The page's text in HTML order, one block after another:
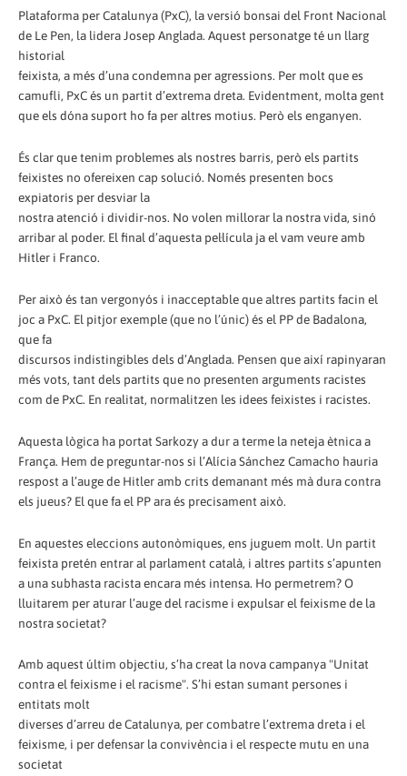
Plataforma per Catalunya (PxC), la versió bonsai del Front Nacional
de Le Pen, la lidera Josep Anglada. Aquest personatge té un llarg
historial
feixista, a més d’una condemna per agressions. Per molt que es
camufli, PxC és un partit d’extrema dreta. Evidentment, molta gent
que els dóna suport ho fa per altres motius. Però els enganyen.
És clar que tenim problemes als nostres barris, però els partits
feixistes no ofereixen cap solució. Només presenten bocs
expiatoris per desviar la
nostra atenció i dividir-nos. No volen millorar la nostra vida, sinó
arribar al poder. El final d’aquesta pel·lícula ja el vam veure amb
Hitler i Franco.
Per això és tan vergonyós i inacceptable que altres partits facin el
joc a PxC. El pitjor exemple (que no l’únic) és el PP de Badalona,
que fa
discursos indistingibles dels d’Anglada. Pensen que així rapinyaran
més vots, tant dels partits que no presenten arguments racistes
com de PxC. En realitat, normalitzen les idees feixistes i racistes.
Aquesta lògica ha portat Sarkozy a dur a terme la neteja ètnica a
França. Hem de preguntar-nos si l’Alícia Sánchez Camacho hauria
respost a l’auge de Hitler amb crits demanant més mà dura contra
els jueus? El que fa el PP ara és precisament això.
En aquestes eleccions autonòmiques, ens juguem molt. Un partit
feixista pretén entrar al parlament català, i altres partits s’apunten
a una subhasta racista encara més intensa. Ho permetrem? O
lluitarem per aturar l’auge del racisme i expulsar el feixisme de la
nostra societat?
Amb aquest últim objectiu, s’ha creat la nova campanya "Unitat
contra el feixisme i el racisme". S’hi estan sumant persones i
entitats molt
diverses d’arreu de Catalunya, per combatre l’extrema dreta i el
feixisme, i per defensar la convivència i el respecte mutu en una
societat